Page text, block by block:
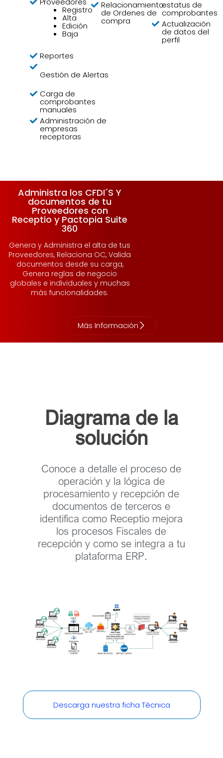
Registro
Alta
Edición
Baja
Reportes
Gestión de Alertas
Carga de
comprobantes
manuales
Administración de
empresas
receptoras
Relacionamiento
de Ordenes de
compra
estatus de
comprobantes
Actualización
de datos del
perfil
Administra los CFDI´S Y
documentos de tu
Proveedores con
Receptio y Pactopia Suite
360
Genera y Administra el alta de tus
Proveedores, Relaciona OC, Valida
documentos desde su carga,
Genera reglas de negocio
globales e individuales y muchas
más funcionalidades.
Más Información
Diagrama de la
solución
Conoce a detalle el proceso de
operación y la lógica de
procesamiento y recepción de
documentos de terceros e
identifica como Receptio mejora
los procesos Fiscales de
recepción y como se integra a tu
plataforma ERP.
Descarga nuestra ficha Técnica